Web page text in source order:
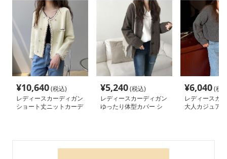
¥10,640(税込)
レディースカーディガン
ショート丈ニットカーデ
¥5,240(税込)
レディースカーディガン
ゆったり体型カバー シ
¥6,040(税
レディースカ
大人カジュア